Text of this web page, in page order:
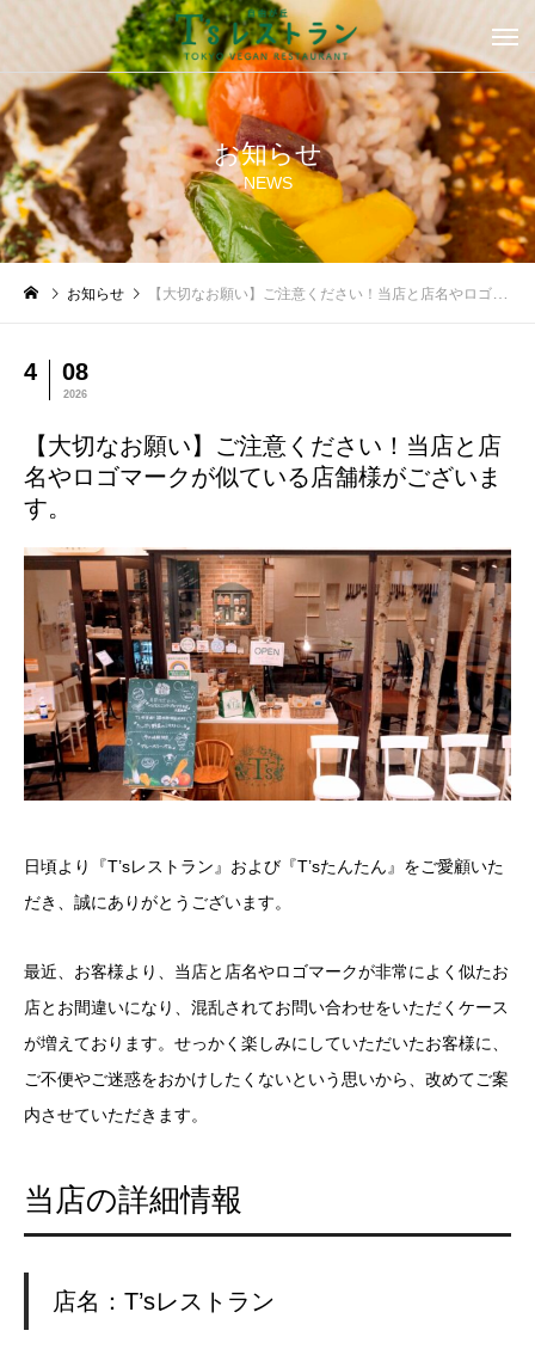
お知らせ
NEWS
お知らせ 【大切なお願い】ご注意ください！当店と店名やロゴマークが似ている店舗様がございます。
4 08
2026
【大切なお願い】ご注意ください！当店と店
名やロゴマークが似ている店舗様がございま
す。
日頃より『T’sレストラン』および『T’sたんたん』をご愛顧いた
だき、誠にありがとうございます。
最近、お客様より、当店と店名やロゴマークが非常によく似たお
店とお間違いになり、混乱されてお問い合わせをいただくケース
が増えております。せっかく楽しみにしていただいたお客様に、
ご不便やご迷惑をおかけしたくないという思いから、改めてご案
内させていただきます。
当店の詳細情報
店名：T’sレストラン